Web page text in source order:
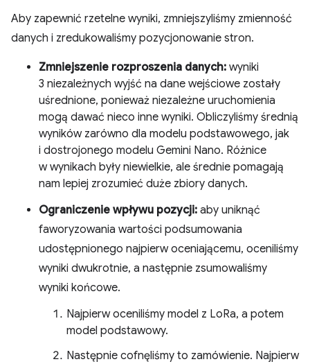
Aby zapewnić rzetelne wyniki, zmniejszyliśmy zmienność
danych i zredukowaliśmy pozycjonowanie stron.
Zmniejszenie rozproszenia danych: wyniki
3 niezależnych wyjść na dane wejściowe zostały
uśrednione, ponieważ niezależne uruchomienia
mogą dawać nieco inne wyniki. Obliczyliśmy średnią
wyników zarówno dla modelu podstawowego, jak
i dostrojonego modelu Gemini Nano. Różnice
w wynikach były niewielkie, ale średnie pomagają
nam lepiej zrozumieć duże zbiory danych.
Ograniczenie wpływu pozycji: aby uniknąć
faworyzowania wartości podsumowania
udostępnionego najpierw oceniającemu, oceniliśmy
wyniki dwukrotnie, a następnie zsumowaliśmy
wyniki końcowe.
Najpierw oceniliśmy model z LoRa, a potem
model podstawowy.
Następnie cofnęliśmy to zamówienie. Najpierw